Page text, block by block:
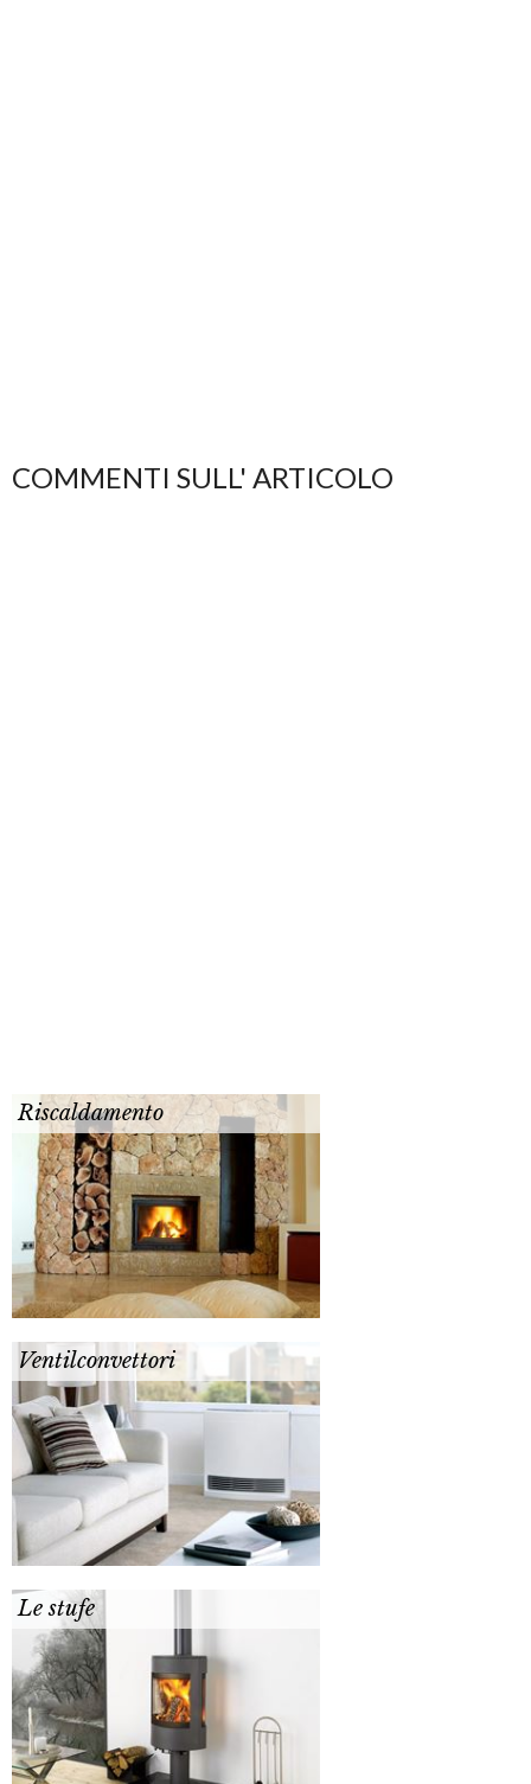
COMMENTI SULL' ARTICOLO
Riscaldamento
Ventilconvettori
Le stufe